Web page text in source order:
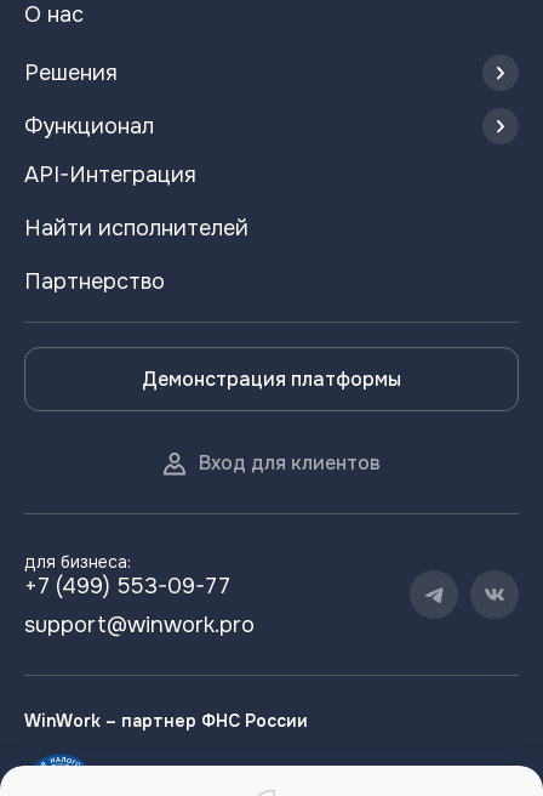
О нас
Решения
Функционал
API-Интеграция
Найти исполнителей
Партнерство
Демонстрация платформы
Вход для клиентов
для бизнеса:
+7 (499) 553-09-77
support@winwork.pro
WinWork – партнер ФНС России